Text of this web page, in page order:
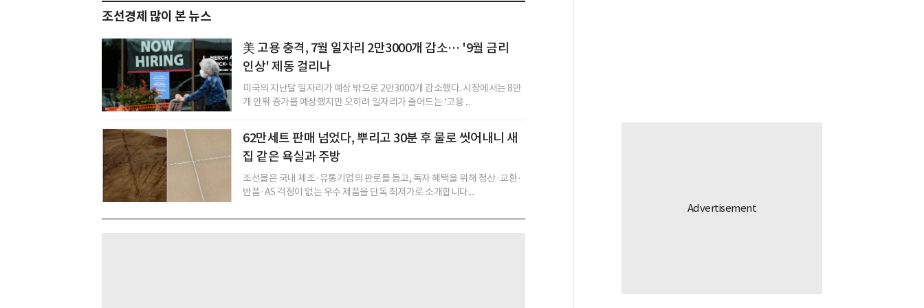
조선경제 많이 본 뉴스
美 고용 충격, 7월 일자리 2만3000개 감소… '9월 금리
인상' 제동 걸리나
미국의 지난달 일자리가 예상 밖으로 2만3000개 감소했다. 시장에서는 8만
개 안팎 증가를 예상했지만 오히려 일자리가 줄어드는 ‘고용 ...
62만세트 판매 넘었다, 뿌리고 30분 후 물로 씻어내니 새
집 같은 욕실과 주방
조선몰은 국내 제조·유통기업의 판로를 돕고, 독자 혜택을 위해 정산·교환·
반품·AS 걱정이 없는 우수 제품을 단독 최저가로 소개합니다....